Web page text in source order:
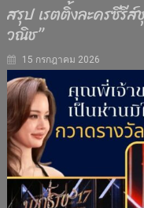
สรุป เรตติ้งละครซีรี
วณิช”
15 กรกฎาคม 2026